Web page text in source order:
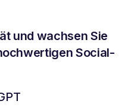
und wachsen Sie
Social-